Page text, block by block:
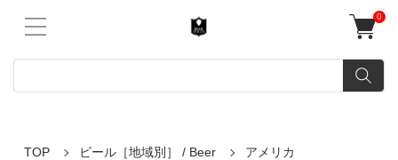
0
TOP ビール［地域別］ / Beer
アメリカ